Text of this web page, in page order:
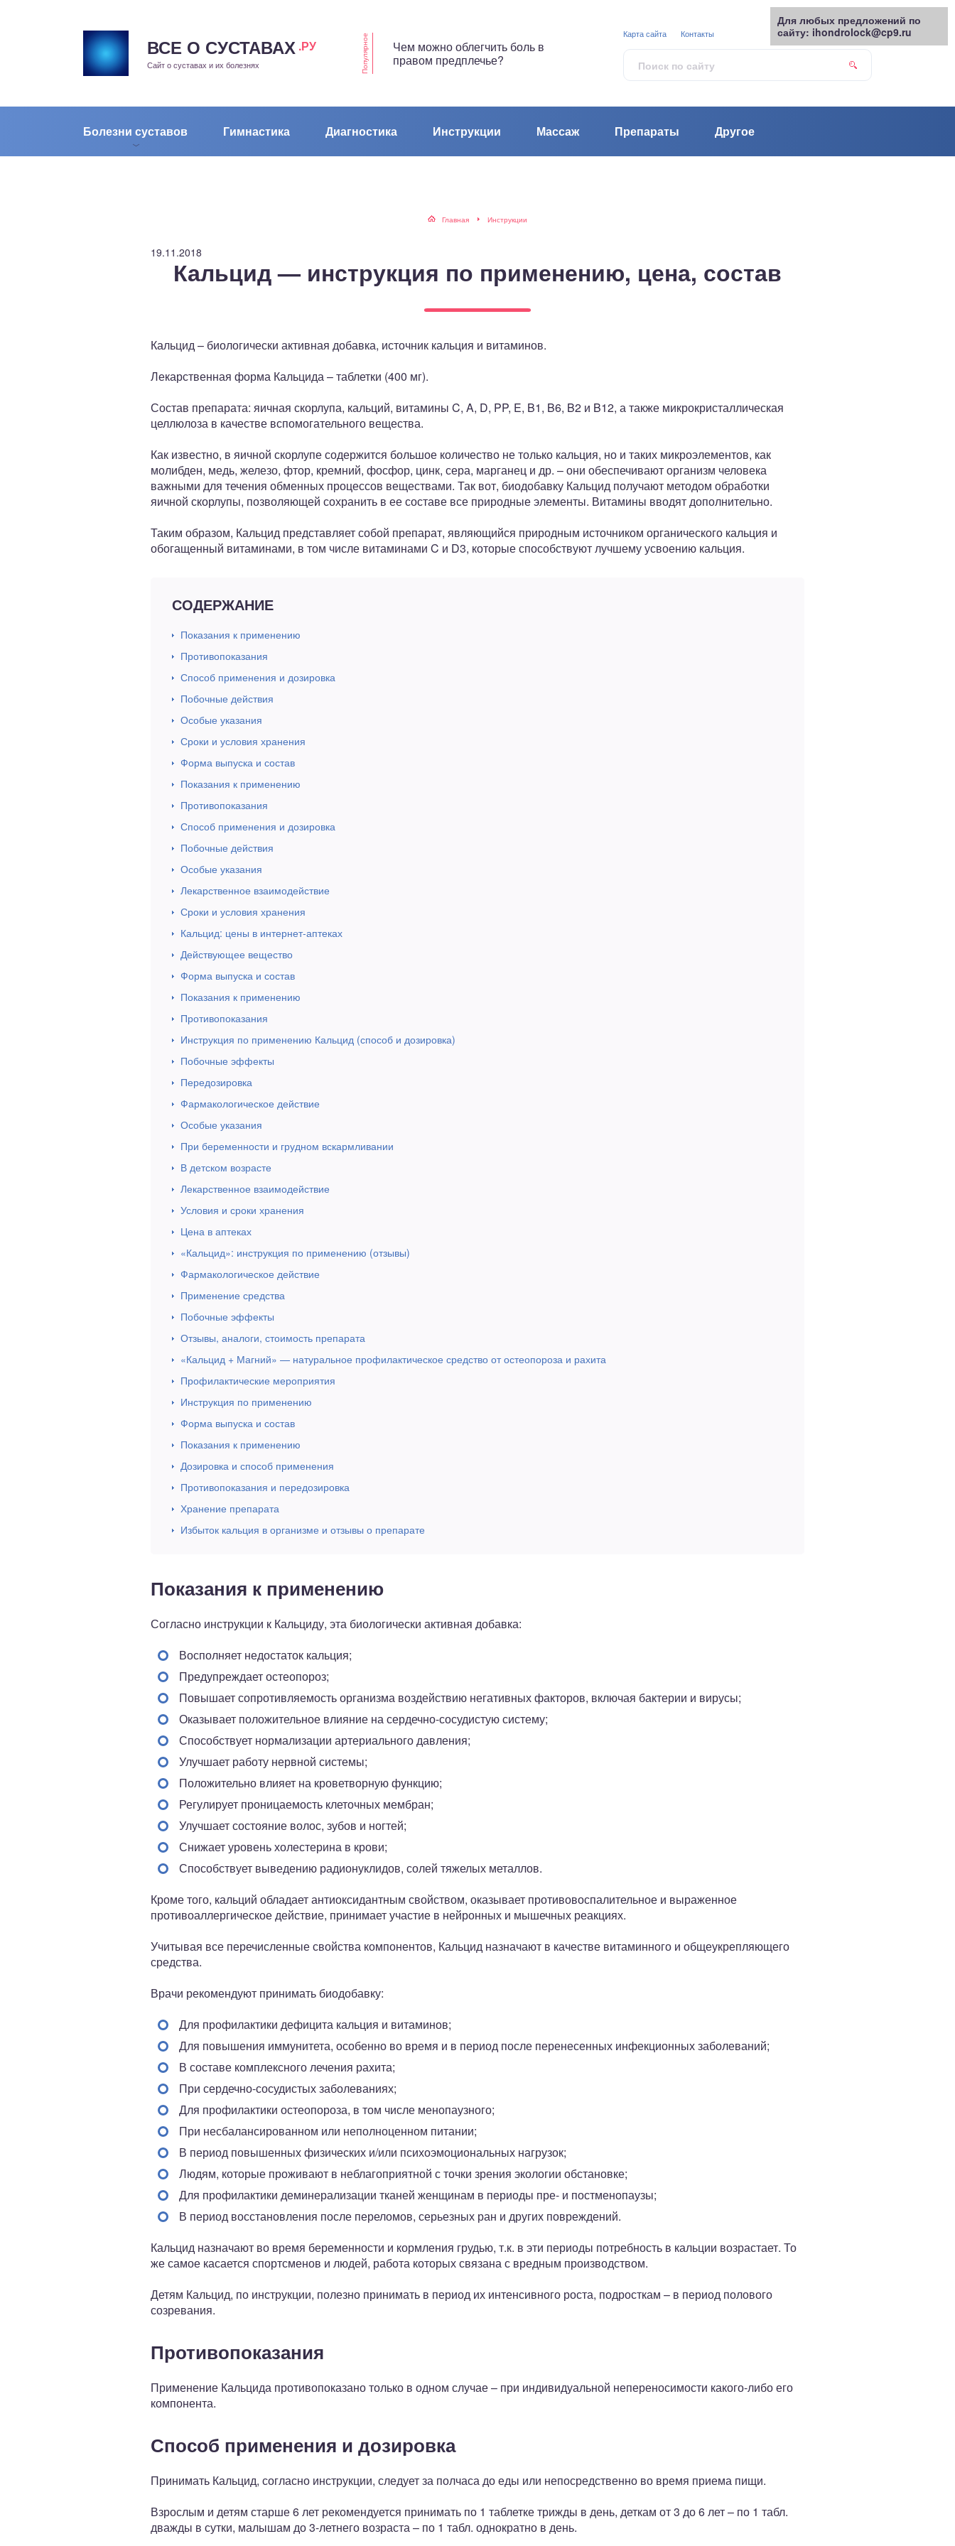
ВСЕ О СУСТАВАХ .РУ
Сайт о суставах и их болезнях Популярное
Чем можно облегчить боль в
правом предплечье?
Болезни суставов Гимнастика Диагностика Инструкции Массаж Препараты Другое
Карта сайта Контакты
Главная Инструкции
19.11.2018
Кальцид — инструкция по применению, цена, состав
Кальцид – биологически активная добавка, источник кальция и витаминов.
Лекарственная форма Кальцида – таблетки (400 мг).
Состав препарата: яичная скорлупа, кальций, витамины C, A, D, PP, E, B1, B6, B2 и B12, а также микрокристаллическая
целлюлоза в качестве вспомогательного вещества.
Как известно, в яичной скорлупе содержится большое количество не только кальция, но и таких микроэлементов, как
молибден, медь, железо, фтор, кремний, фосфор, цинк, сера, марганец и др. – они обеспечивают организм человека
важными для течения обменных процессов веществами. Так вот, биодобавку Кальцид получают методом обработки
яичной скорлупы, позволяющей сохранить в ее составе все природные элементы. Витамины вводят дополнительно.
Таким образом, Кальцид представляет собой препарат, являющийся природным источником органического кальция и
обогащенный витаминами, в том числе витаминами C и D3, которые способствуют лучшему усвоению кальция.
СОДЕРЖАНИЕ
Показания к применению
Противопоказания
Способ применения и дозировка
Побочные действия
Особые указания
Сроки и условия хранения
Форма выпуска и состав
Показания к применению
Противопоказания
Способ применения и дозировка
Побочные действия
Особые указания
Лекарственное взаимодействие
Сроки и условия хранения
Кальцид: цены в интернет-аптеках
Действующее вещество
Форма выпуска и состав
Показания к применению
Противопоказания
Инструкция по применению Кальцид (способ и дозировка)
Побочные эффекты
Передозировка
Фармакологическое действие
Особые указания
При беременности и грудном вскармливании
В детском возрасте
Лекарственное взаимодействие
Условия и сроки хранения
Цена в аптеках
«Кальцид»: инструкция по применению (отзывы)
Фармакологическое действие
Применение средства
Побочные эффекты
Отзывы, аналоги, стоимость препарата
«Кальцид + Магний» — натуральное профилактическое средство от остеопороза и рахита
Профилактические мероприятия
Инструкция по применению
Форма выпуска и состав
Показания к применению
Дозировка и способ применения
Противопоказания и передозировка
Хранение препарата
Избыток кальция в организме и отзывы о препарате
Показания к применению
Согласно инструкции к Кальциду, эта биологически активная добавка:
Восполняет недостаток кальция;
Предупреждает остеопороз;
Повышает сопротивляемость организма воздействию негативных факторов, включая бактерии и вирусы;
Оказывает положительное влияние на сердечно-сосудистую систему;
Способствует нормализации артериального давления;
Улучшает работу нервной системы;
Положительно влияет на кроветворную функцию;
Регулирует проницаемость клеточных мембран;
Улучшает состояние волос, зубов и ногтей;
Снижает уровень холестерина в крови;
Способствует выведению радионуклидов, солей тяжелых металлов.
Кроме того, кальций обладает антиоксидантным свойством, оказывает противовоспалительное и выраженное
противоаллергическое действие, принимает участие в нейронных и мышечных реакциях.
Учитывая все перечисленные свойства компонентов, Кальцид назначают в качестве витаминного и общеукрепляющего
средства.
Врачи рекомендуют принимать биодобавку:
Для профилактики дефицита кальция и витаминов;
Для повышения иммунитета, особенно во время и в период после перенесенных инфекционных заболеваний;
В составе комплексного лечения рахита;
При сердечно-сосудистых заболеваниях;
Для профилактики остеопороза, в том числе менопаузного;
При несбалансированном или неполноценном питании;
В период повышенных физических и/или психоэмоциональных нагрузок;
Людям, которые проживают в неблагоприятной с точки зрения экологии обстановке;
Для профилактики деминерализации тканей женщинам в периоды пре- и постменопаузы;
В период восстановления после переломов, серьезных ран и других повреждений.
Кальцид назначают во время беременности и кормления грудью, т.к. в эти периоды потребность в кальции возрастает. То
же самое касается спортсменов и людей, работа которых связана с вредным производством.
Детям Кальцид, по инструкции, полезно принимать в период их интенсивного роста, подросткам – в период полового
созревания.
Противопоказания
Применение Кальцида противопоказано только в одном случае – при индивидуальной непереносимости какого-либо его
компонента.
Способ применения и дозировка
Принимать Кальцид, согласно инструкции, следует за полчаса до еды или непосредственно во время приема пищи.
Взрослым и детям старше 6 лет рекомендуется принимать по 1 таблетке трижды в день, деткам от 3 до 6 лет – по 1 табл.
дважды в сутки, малышам до 3-летнего возраста – по 1 табл. однократно в день.
Для любых предложений по
сайту: ihondrolock@cp9.ru